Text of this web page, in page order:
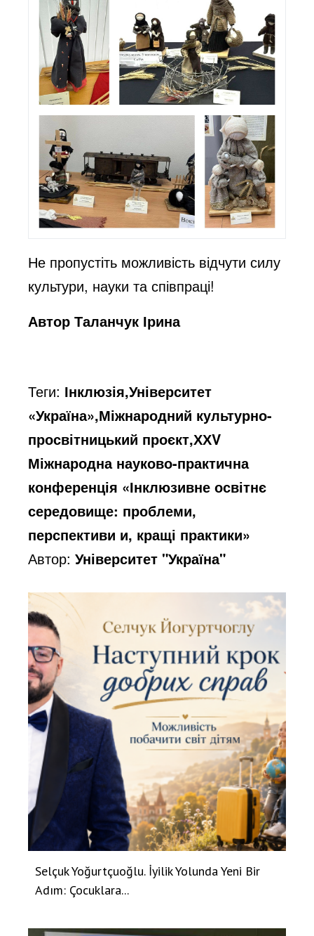
Не пропустіть можливість відчути силу
культури, науки та співпраці!
Автор Таланчук Ірина
Теги: Інклюзія,Університет
«Україна»,Міжнародний культурно-
просвітницький проєкт,ХХV
Міжнародна науково-практична
конференція «Інклюзивне освітнє
середовище: проблеми,
перспективи и, кращі практики»
Автор:Університет "Україна"
Selçuk Yoğurtçuoğlu. İyilik Yolunda Yeni Bir
Adım: Çocuklara...